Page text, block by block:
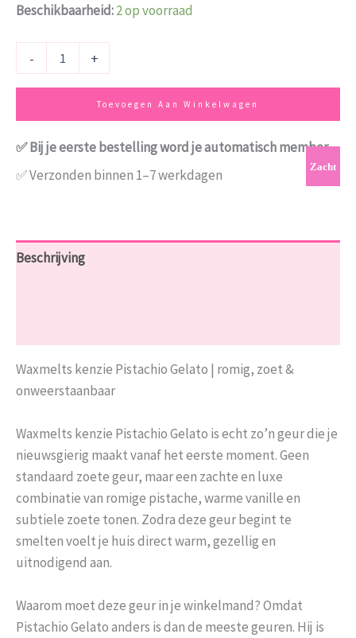
Zacht
Beschikbaarheid:2 op voorraad
- +
Toevoegen Aan Winkelwagen
✅ Bij je eerste bestelling word je automatisch member
✅ Verzonden binnen 1–7 werkdagen
Beschrijving
Waxmelts kenzie Pistachio Gelato | romig, zoet &
onweerstaanbaar
Waxmelts kenzie Pistachio Gelato is echt zo’n geur die je
nieuwsgierig maakt vanaf het eerste moment. Geen
standaard zoete geur, maar een zachte en luxe
combinatie van romige pistache, warme vanille en
subtiele zoete tonen. Zodra deze geur begint te
smelten voelt je huis direct warm, gezellig en
uitnodigend aan.
Waarom moet deze geur in je winkelmand? Omdat
Pistachio Gelato anders is dan de meeste geuren. Hij is